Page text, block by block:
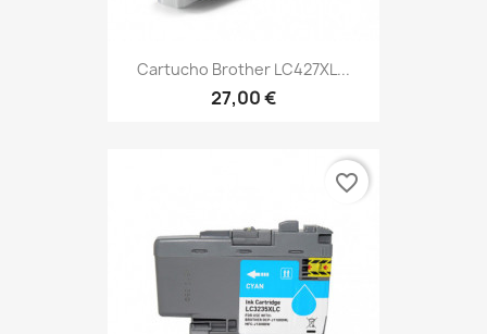
Cartucho Brother LC427XL...
27,00 €
favorite_border